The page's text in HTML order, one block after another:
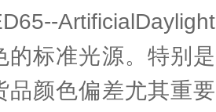
的标准光源。特别
品颜色偏差尤其重